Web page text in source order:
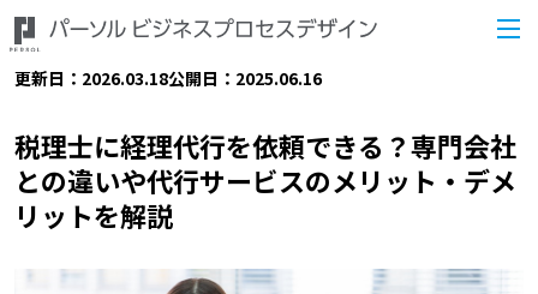
更新日：2026.03.18公開日：2025.06.16
税理士に経理代行を依頼できる？専門会社
との違いや代行サービスのメリット・デメ
リットを解説